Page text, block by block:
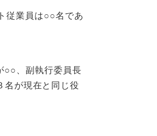
業員は○○名であ
、副執行委員長
名が現在と同じ役